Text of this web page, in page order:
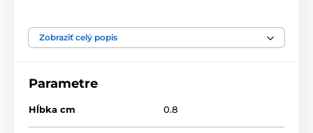
Motoristický šport Drevené trofeje
Zobraziť celý popis
Parametre
Hĺbka cm 0.8